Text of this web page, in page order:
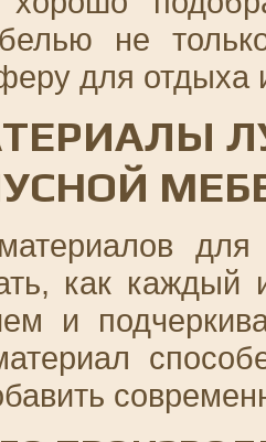
не
для отдыха
для
как каждый
и